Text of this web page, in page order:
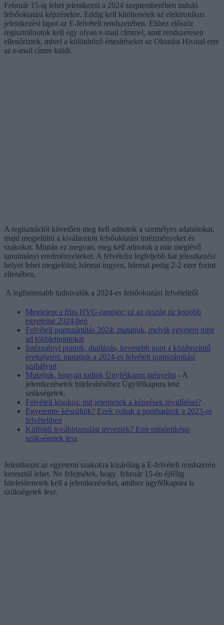
Február 15-ig lehet jelentkezni a 2024 szeptemberében induló
felsőoktatási képzésekre. Eddig kell kitöltenetek az elektronikus
jelentkezési lapot az E-felvételi rendszerében. Ehhez először
regisztrálnotok kell egy olyan e-mail címmel, amit rendszeresen
ellenőriztek, mivel a különböző értesítéseket az Oktatási Hivatal erre
az e-mail címre küldi.
A regisztrációt követően meg kell adnotok a személyes adataitokat,
majd megjelölni a kiválasztott felsőoktatási intézményeket és
szakokat. Miután ez megvan, meg kell adnotok a már meglévő
tanulmányi eredményeiteket. A felvételin legfeljebb hat jelentkezési
helyet lehet megjelölni; hármat ingyen, hármat pedig 2-2 ezer forint
ellenében.
A legfontosabb tudnivalók a 2024-es felsőoktatási felvételiről
Megjelent a friss HVG-rangsor: ez az ország tíz legjobb
egyeteme 2024-ben
Felvételi pontszámítás 2024: mutatjuk, melyik egyetem mire
ad többletpontokat
Intézményi pontok, duplázás, kevesebb pont a középszintű
érettségiért: mutatjuk a 2024-es felvételi pontszámítási
szabályait
Mutatjuk, hogyan tudtok Ügyfélkaput igényelni - A
jelentkezésetek hitelesítéséhez Ügyfélkapura lesz
szükségetek.
Felvételi kisokos: mit jelentenek a képzések rövidítései?
Egyetemre készültök? Ezek voltak a ponthatárok a 2023-as
felvételiben
Külföldi továbbtanulást terveztek? Erre mindenképp
szükségetek lesz
Jelentkezni az egyetemi szakokra kizárólag a E-felvételi rendszerén
keresztül lehet. Ne felejtsétek, hogy február 15-én éjfélig
hitelesítenetek kell a jelentkezéseket, amihez ügyfélkapura is
szükségetek lesz.